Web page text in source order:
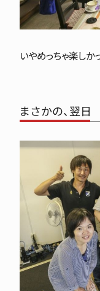
いやめっちゃ楽しか
まさかの、翌日